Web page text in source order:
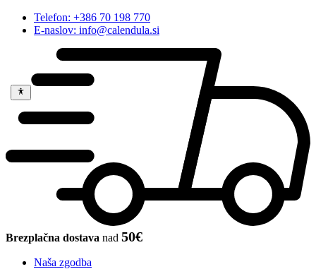
Telefon: +386 70 198 770
E-naslov: info@calendula.si
Brezplačna dostava nad 50€
Naša zgodba